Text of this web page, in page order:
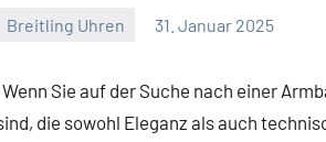
Breitling Uhren 31. Januar 2025
Navitimer
Wenn Sie auf der Suche nach einer
die sowohl Eleganz als auch